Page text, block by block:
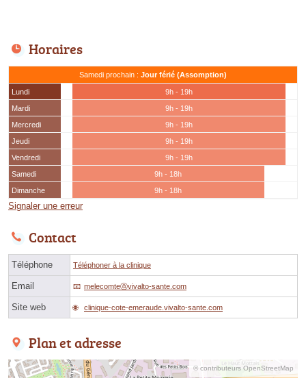
Horaires
Samedi prochain : Jour férié (Assomption)
Lundi
9h - 19h
Mardi
9h - 19h
Mercredi
9h - 19h
Jeudi
9h - 19h
Vendredi
9h - 19h
Samedi
9h - 18h
Dimanche
9h - 18h
Signaler une erreur
Contact
Téléphone Téléphoner à la clinique
Email melecomteⓐvivalto-sante.com
Site web clinique-cote-emeraude.vivalto-sante.com
Plan et adresse
© contributeurs OpenStreetMap